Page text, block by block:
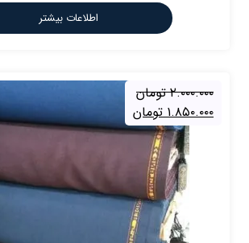
اطلاعات بیشتر
۲.۰۰۰.۰۰۰ تومان
۱.۸۵۰.۰۰۰ تومان